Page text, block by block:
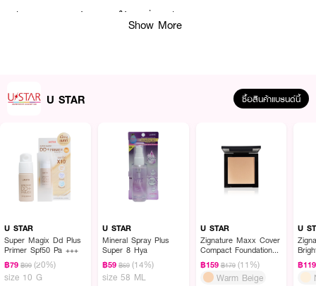
· ช่วย Over Lip สร้างรูปปากให้อวบอิ่มและมีมิติ
ใช้วาดขอบปาก แล้วเกลี่ยให้สีเนียนละมุน หรือใช้เติมสีด้านในปาก เพิ่มเอฟเฟกต์ให้
ปากดูอวบอิ่มมีมิติ
Show More
U STAR ซื้อสินค้าแบรนด์นี้
U STAR
Super Magix Dd Plus
Primer Spf50 Pa +++
฿79 ฿99 (20%)
size 10 G
U STAR
Mineral Spray Plus
Super 8 Hya
฿59 ฿69 (14%)
size 58 ML
U STAR
Zignature Maxx Cover
Compact Foundation
SPF 35PA+++
฿159 ฿179 (11%)
Warm Beige
U
฿119